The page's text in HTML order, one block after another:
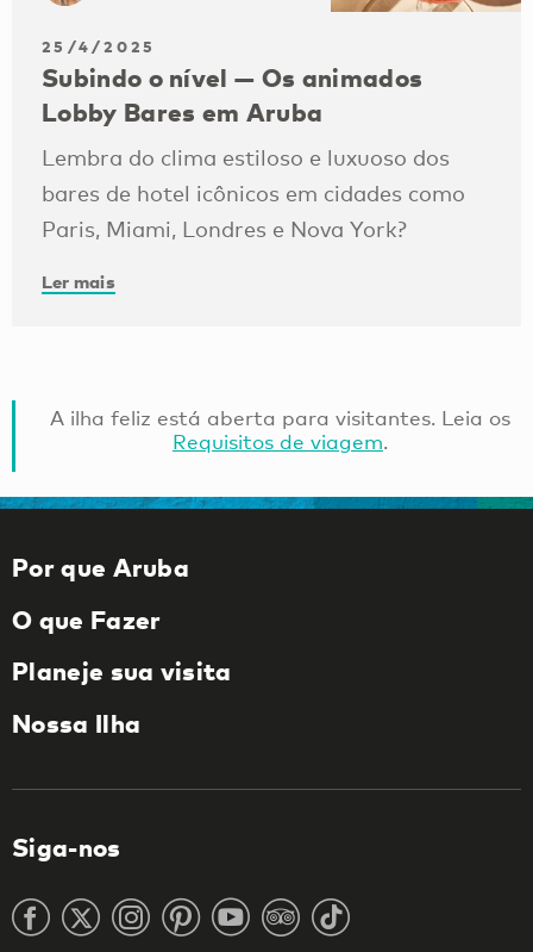
25/4/2025
Subindo o nível — Os animados
Lobby Bares em Aruba
Lembra do clima estiloso e luxuoso dos
bares de hotel icônicos em cidades como
Paris, Miami, Londres e Nova York?
Ler mais
A ilha feliz está aberta para visitantes. Leia os
Requisitos de viagem.
Por que Aruba
O que Fazer
Planeje sua visita
Nossa Ilha
Siga-nos